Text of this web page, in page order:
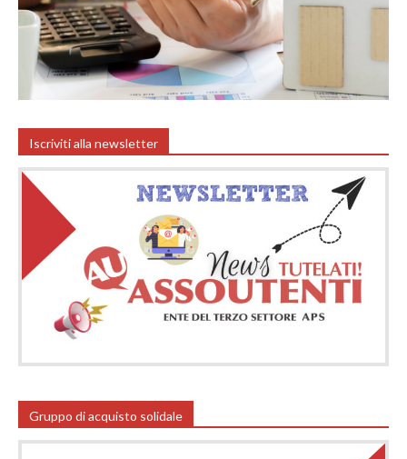
Iscriviti alla newsletter
Gruppo di acquisto solidale